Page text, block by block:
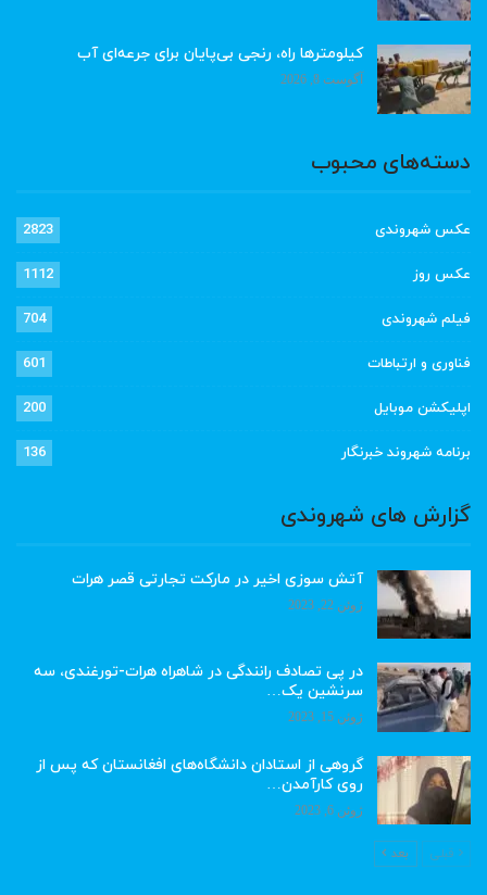
کیلومترها راه، رنجی بی‌پایان برای جرعه‌ای آب
آگوست 8, 2026
دسته‌های محبوب
عکس شهروندی 2823
عکس روز 1112
فیلم شهروندی 704
فناوری و ارتباطات 601
اپلیکشن موبایل 200
برنامه شهروند خبرنگار 136
گزارش های شهروندی
آتش سوزی اخیر در مارکت تجارتی قصر هرات
ژوئن 22, 2023
در پی تصادف رانندگی در شاهراه هرات-تورغندی، سه
سرنشین یک…
ژوئن 15, 2023
گروهی از استادان دانشگاه‌های افغانستان که پس از
روی کارآمدن…
ژوئن 6, 2023
قبلی بعد